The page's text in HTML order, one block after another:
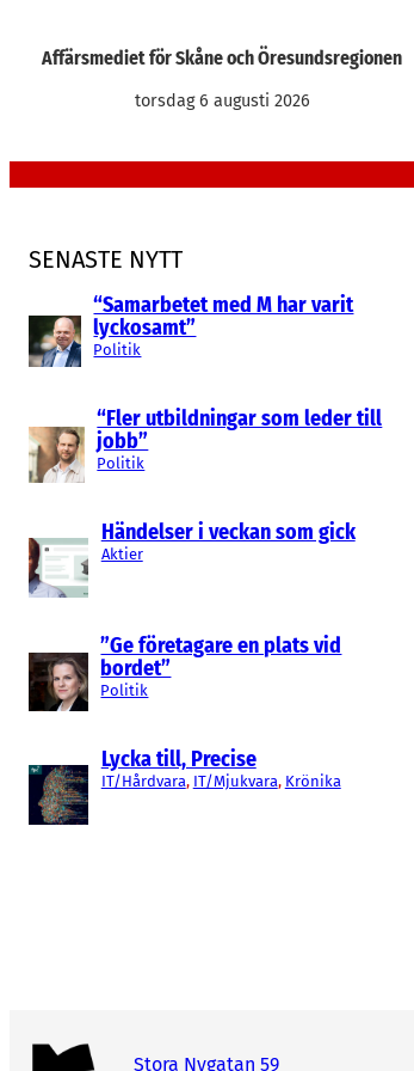
Affärsmediet för Skåne och Öresundsregionen
torsdag 6 augusti 2026
SENASTE NYTT
“Samarbetet med M har varit
lyckosamt”
Politik
“Fler utbildningar som leder till
jobb”
Politik
Händelser i veckan som gick
Aktier
”Ge företagare en plats vid
bordet”
Politik
Lycka till, Precise
IT/Hårdvara, IT/Mjukvara, Krönika
Stora Nygatan 59